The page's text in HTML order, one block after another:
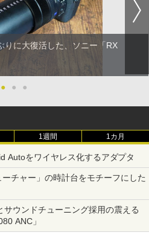
りに大復活した、ソニー「RX
● ● ●
1週間 1カ月
Autoをワイヤレス化するアダプタ
ーチャー」の時計台をモチーフにした
サウンドチューニング採用の震える
ANC」